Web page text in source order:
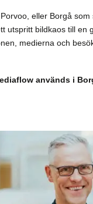
eller Borgå som
utspritt bildkaos till en
medierna och
används i